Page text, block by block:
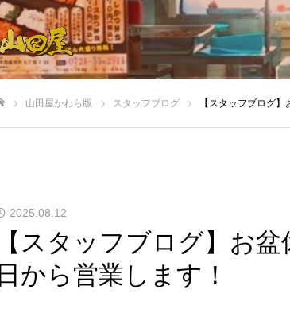
山田屋かわら版 スタッフブログ 【スタッフブログ
2025.08.12
【スタッフブログ】お
日から営業します！